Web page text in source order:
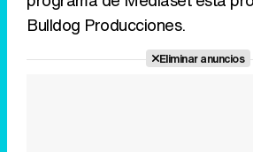
Bulldog Producciones.
Eliminar anuncios